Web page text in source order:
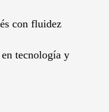
con fluidez
tecnología y